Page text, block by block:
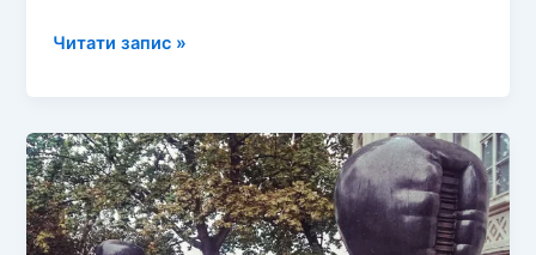
Таємниці
в
Празі:
Середньовічна
фортеця
з
Читати запис »